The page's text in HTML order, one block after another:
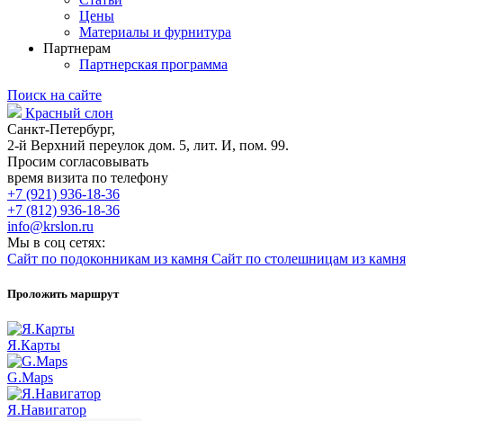
Цены
Материалы и фурнитура
Партнерам
Партнерская программа
Поиск на сайте
Красный слон
Санкт-Петербург,
2-й Верхний переулок дом. 5, лит. И, пом. 99.
Просим согласовывать
время визита по телефону
+7 (921) 936-18-36
+7 (812) 936-18-36
info@krslon.ru
Мы в соц сетях:
Сайт по подоконникам из камня Сайт по столешницам из камня
Проложить маршрут
Я.Карты
G.Maps
Я.Навигатор